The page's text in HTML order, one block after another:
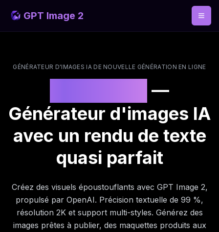
GPT Image 2
GÉNÉRATEUR D'IMAGES IA DE NOUVELLE GÉNÉRATION EN LIGNE
—
Générateur d'images IA
avec un rendu de texte
quasi parfait
Créez des visuels époustouflants avec GPT Image 2,
propulsé par OpenAI. Précision textuelle de 99 %,
résolution 2K et support multi-styles. Générez des
images prêtes à publier, des maquettes produits aux